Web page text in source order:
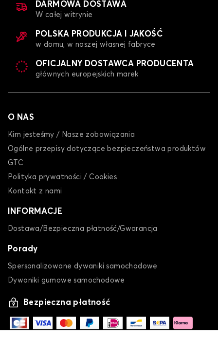
DARMOWA DOSTAWA
W całej witrynie
POLSKA PRODUKCJA I JAKOŚĆ
w domu, w naszej własnej fabryce
OFICJALNY DOSTAWCA PRODUCENTA
głównych europejskich marek
O NAS
Kim jesteśmy / Nasze zobowiązania
Ogólne przepisy dotyczące bezpieczeństwa produktów
GTC
Polityka prywatności / Cookies
Kontakt z nami
INFORMACJE
Dostawa/Bezpieczna płatność/Gwarancja
Porady
Spersonalizowane dywaniki samochodowe
Dywaniki gumowe samochodowe
Bezpieczna płatność